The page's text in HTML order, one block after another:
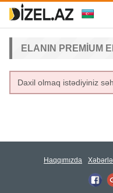
ELANIN PREMIUM
Daxil olmaq istədiyiniz
Haqqımızda